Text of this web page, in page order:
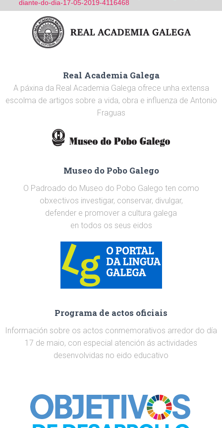
diante-do-dia-17-05-2019-4116468
Real Academia Galega
A páxina da Real Academia Galega ofrece unha extensa
escolma de artigos sobre a vida, obra e influenza de Antonio
Fraguas
Museo do Pobo Galego
O Padroado do Museo do Pobo Galego ten como
obxectivos investigar, conservar, divulgar,
defender e promover a cultura galega
en todos os seus eidos
Programa de actos oficiais
Información sobre os actos conmemorativos arredor do día
17 de maio, con especial atención ás actividades
desenvolvidas no eido educativo